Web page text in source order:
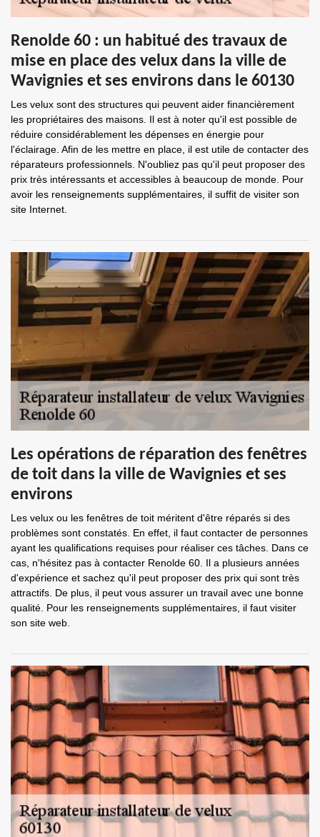
Renolde 60 : un habitué des travaux de
mise en place des velux dans la ville de
Wavignies et ses environs dans le 60130
Les velux sont des structures qui peuvent aider financièrement
les propriétaires des maisons. Il est à noter qu'il est possible de
réduire considérablement les dépenses en énergie pour
l'éclairage. Afin de les mettre en place, il est utile de contacter des
réparateurs professionnels. N'oubliez pas qu'il peut proposer des
prix très intéressants et accessibles à beaucoup de monde. Pour
avoir les renseignements supplémentaires, il suffit de visiter son
site Internet.
Les opérations de réparation des fenêtres
de toit dans la ville de Wavignies et ses
environs
Les velux ou les fenêtres de toit méritent d'être réparés si des
problèmes sont constatés. En effet, il faut contacter de personnes
ayant les qualifications requises pour réaliser ces tâches. Dans ce
cas, n'hésitez pas à contacter Renolde 60. Il a plusieurs années
d'expérience et sachez qu'il peut proposer des prix qui sont très
attractifs. De plus, il peut vous assurer un travail avec une bonne
qualité. Pour les renseignements supplémentaires, il faut visiter
son site web.